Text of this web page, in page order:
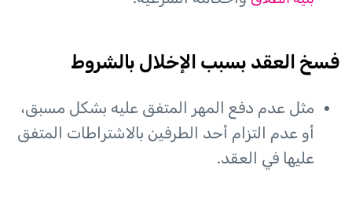
فسخ العقد بسبب الإخلال بالشروط
مثل عدم دفع المهر المتفق عليه بشكل مسبق،
أو عدم التزام أحد الطرفين بالاشتراطات المتفق
عليها في العقد.